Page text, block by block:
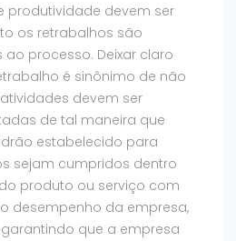
produtividade devem ser
os retrabalhos são
processo. Deixar claro
é sinônimo de não
devem ser
de tal maneira que
estabelecido para
sejam cumpridos dentro
produto ou serviço com
desempenho da empresa,
que a empresa